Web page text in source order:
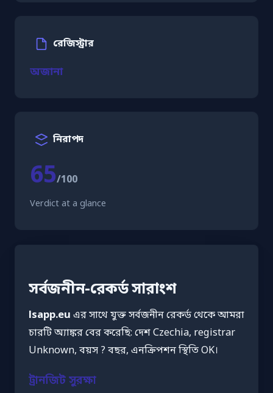
রেজিস্ট্রার
অজানা
নিরাপদ
65/100
Verdict at a glance
সর্বজনীন-রেকর্ড সারাংশ
lsapp.eu এর সাথে যুক্ত সর্বজনীন রেকর্ড থেকে আমরা
চারটি অ্যাঙ্কর বের করেছি: দেশ Czechia, registrar
Unknown, বয়স ? বছর, এনক্রিপশন স্থিতি OK।
ট্রানজিট সুরক্ষা